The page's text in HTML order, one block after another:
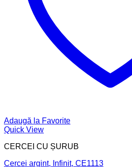
Adaugă la Favorite
Quick View
CERCEI CU ȘURUB
Cercei argint, Infinit, CE1113